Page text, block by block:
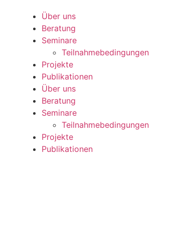
Über uns
Beratung
Seminare
Teilnahmebedingungen
Projekte
Publikationen
Über uns
Beratung
Seminare
Teilnahmebedingungen
Projekte
Publikationen